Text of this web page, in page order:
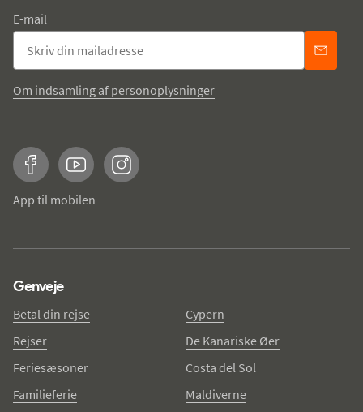
E-mail
Om indsamling af personoplysninger
FacebookYouTubeInstagram
App til mobilen
Genveje
Betal din rejse
Rejser
Feriesæsoner
Familieferie
Cypern
De Kanariske Øer
Costa del Sol
Maldiverne